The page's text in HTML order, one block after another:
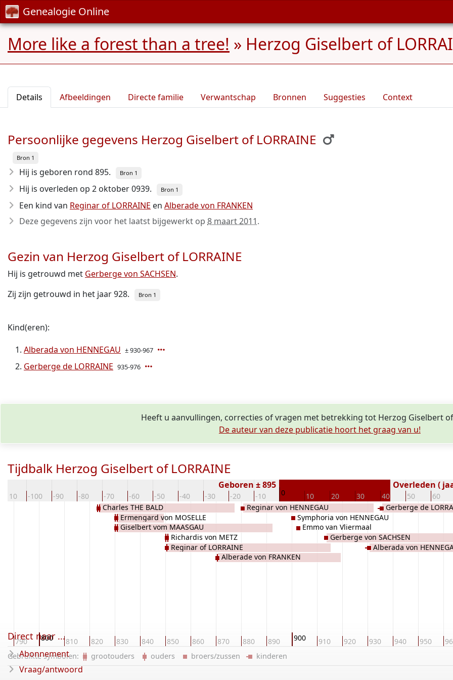
Genealogie Online
More like a forest than a tree! » Herzog Giselbert of
Details Afbeeldingen Directe familie Verwantschap Bronnen Suggesties Context
Persoonlijke gegevens Herzog Giselbert of LORRAINE
Bron 1
Hij is geboren rond 895. Bron 1
Hij is overleden op 2 oktober 0939. Bron 1
Een kind van Reginar of LORRAINE en Alberade von FRANKEN
Deze gegevens zijn voor het laatst bijgewerkt op 8 maart 2011.
Gezin van Herzog Giselbert of LORRAINE
Hij is getrouwd met Gerberge von SACHSEN.
Zij zijn getrouwd in het jaar 928.
Bron 1
Kind(eren):
Alberada von HENNEGAU ± 930-967
Gerberge de LORRAINE 935-976
Heeft u aanvullingen, correcties of vragen met betrekking tot Herzog Giselbert of
De auteur van deze publicatie hoort het graag van u!
Tijdbalk Herzog Giselbert of LORRAINE
-110 -100 -90 -80 -70 -60 -50 -40 -30 -20 -10 0 10 20 30 40 50 60
Geboren ± 895 Overleden (
790 800 810 820 830 840 850 860 870 880 890 900 910 920 930 940 950
Charles THE BALD
Ermengard von MOSELLE
Giselbert vom MAASGAU
Richardis von METZ
Reginar of LORRAINE
Alberade von FRANKEN
Reginar von HENNEGAU
Symphoria von HENNEGAU
Emmo van Vliermaal
Gerberge von SACHSEN
Alberada von
Gerberge de
Gebruikte symbolen: grootouders ouders broers/zussen kinderen
Direct naar ...
Abonnement
Vraag/antwoord